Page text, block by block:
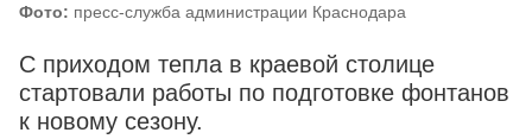
Фото: пресс-служба администрации Краснодара
С приходом тепла в краевой столице
стартовали работы по подготовке фонтанов
к новому сезону.